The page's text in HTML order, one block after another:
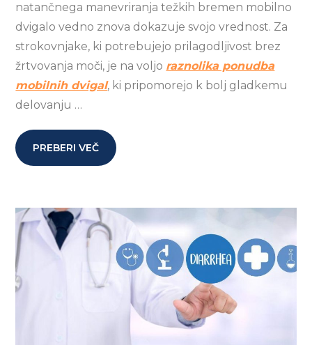
natančnega manevriranja težkih bremen mobilno
dvigalo vedno znova dokazuje svojo vrednost. Za
strokovnjake, ki potrebujejo prilagodljivost brez
žrtvovanja moči, je na voljo raznolika ponudba
mobilnih dvigal, ki pripomorejo k bolj gladkemu
delovanju …
PREBERI VEČ